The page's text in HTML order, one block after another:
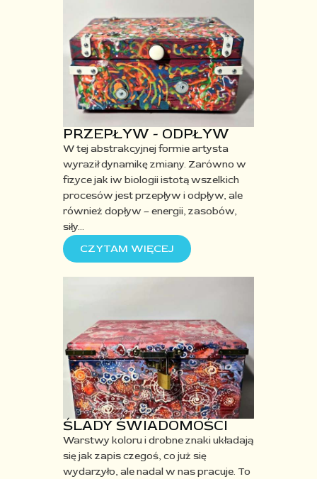
PRZEPŁYW - ODPŁYW
W tej abstrakcyjnej formie artysta
wyraził dynamikę zmiany. Zarówno w
fizyce jak iw biologii istotą wszelkich
procesów jest przepływ i odpływ, ale
również dopływ – energii, zasobów,
siły…
CZYTAM WIĘCEJ
ŚLADY ŚWIADOMOŚCI
Warstwy koloru i drobne znaki układają
się jak zapis czegoś, co już się
wydarzyło, ale nadal w nas pracuje. To